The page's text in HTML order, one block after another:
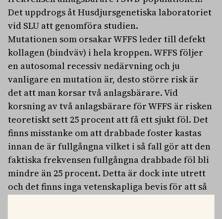
Det uppdrogs åt Husdjursgenetiska laboratoriet
vid SLU att genomföra studien.
Mutationen som orsakar WFFS leder till defekt
kollagen (bindväv) i hela kroppen. WFFS följer
en autosomal recessiv nedärvning och ju
vanligare en mutation är, desto större risk är
det att man korsar två anlagsbärare. Vid
korsning av två anlagsbärare för WFFS är risken
teoretiskt sett 25 procent att få ett sjukt föl. Det
finns misstanke om att drabbade foster kastas
innan de är fullgångna vilket i så fall gör att den
faktiska frekvensen fullgångna drabbade föl bli
mindre än 25 procent. Detta är dock inte utrett
och det finns inga vetenskapliga bevis för att så